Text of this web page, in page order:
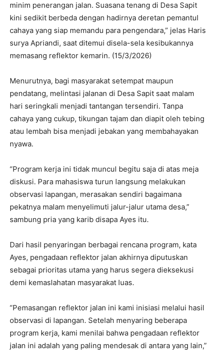
minim penerangan jalan. ​Suasana tenang di Desa Sapit
kini sedikit berbeda dengan hadirnya deretan pemantul
cahaya yang siap memandu para pengendara,” jelas Haris
surya Apriandi, saat ditemui disela-sela kesibukannya
memasang reflektor kemarin. (15/3/2026)
Menurutnya, bagi masyarakat setempat maupun
pendatang, melintasi jalanan di Desa Sapit saat malam
hari seringkali menjadi tantangan tersendiri. Tanpa
cahaya yang cukup, tikungan tajam dan diapit oleh tebing
atau lembah bisa menjadi jebakan yang membahayakan
nyawa.
“Program kerja ini tidak muncul begitu saja di atas meja
diskusi. Para mahasiswa turun langsung melakukan
observasi lapangan, merasakan sendiri bagaimana
pekatnya malam menyelimuti jalur-jalur utama desa,”
sambung pria yang karib disapa Ayes itu.
Dari hasil penyaringan berbagai rencana program, kata
Ayes, pengadaan reflektor jalan akhirnya diputuskan
sebagai prioritas utama yang harus segera dieksekusi
demi kemaslahatan masyarakat luas.
“Pemasangan reflektor jalan ini kami inisiasi melalui hasil
observasi di lapangan. Setelah menyaring beberapa
program kerja, kami menilai bahwa pengadaan reflektor
jalan ini adalah yang paling mendesak di antara yang lain,”